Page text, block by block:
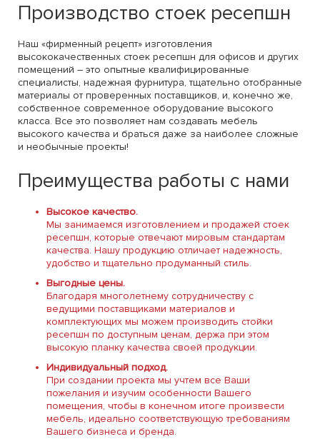
Производство стоек ресепшн
Наш «фирменный рецепт» изготовления
высококачественных стоек ресепшн для офисов и других
помещений – это опытные квалифицированные
специалисты, надежная фурнитура, тщательно отобранные
материалы от проверенных поставщиков, и, конечно же,
собственное современное оборудование высокого
класса. Все это позволяет нам создавать мебель
высокого качества и браться даже за наиболее сложные
и необычные проекты!
Преимущества работы с нами
Высокое качество.
Мы занимаемся изготовлением и продажей стоек
ресепшн, которые отвечают мировым стандартам
качества. Нашу продукцию отличает надежность,
удобство и тщательно продуманный стиль.
Выгодные цены.
Благодаря многолетнему сотрудничеству с
ведущими поставщиками материалов и
комплектующих мы можем производить стойки
ресепшн по доступным ценам, держа при этом
высокую планку качества своей продукции.
Индивидуальный подход.
При создании проекта мы учтем все Ваши
пожелания и изучим особенности Вашего
помещения, чтобы в конечном итоге произвести
мебель, идеально соответствующую требованиям
Вашего бизнеса и бренда.